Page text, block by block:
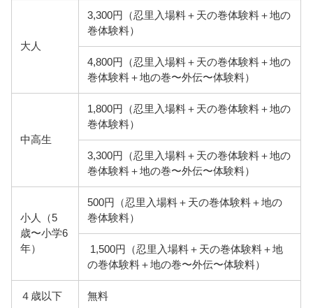
大人
3,300円（忍里入場料＋天の巻体験料＋地の
巻体験料）
4,800円（忍里入場料＋天の巻体験料＋地の
巻体験料＋地の巻〜外伝〜体験料）
中高生
1,800円（忍里入場料＋天の巻体験料＋地の
巻体験料）
3,300円（忍里入場料＋天の巻体験料＋地の
巻体験料＋地の巻〜外伝〜体験料）
小人（5
歳〜小学6
年）
500円（忍里入場料＋天の巻体験料＋地の
巻体験料）
1,500円（忍里入場料＋天の巻体験料＋地
の巻体験料＋地の巻〜外伝〜体験料）
４歳以下 無料